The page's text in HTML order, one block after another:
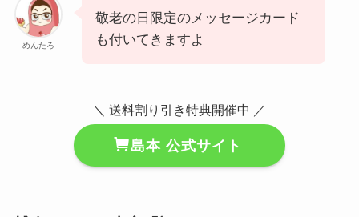
めんたろ
敬老の日限定のメッセージカード
も付いてきますよ
＼ 送料割り引き特典開催中 ／
島本 公式サイト